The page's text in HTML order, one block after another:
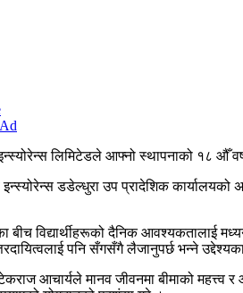
लिमिटेडले आफ्नो स्थापनाको १८ औँ
डडेल्धुरा उप प्रादेशिक कार्यालयको
बीच विद्यार्थीहरूको दैनिक आवश्यकतालाई
पनि सँगसँगै लैजानुपर्छ भन्ने
आचार्यले मानव जीवनमा बीमाको महत्त्व